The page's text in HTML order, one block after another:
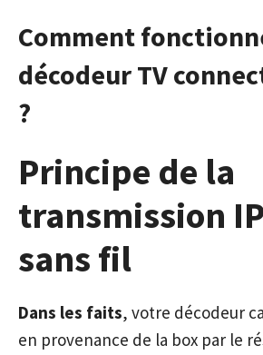
Comment
décodeur TV
?
Principe de la
transmission
sans fil
Dans les faits, votre décodeur
en provenance de la box par le